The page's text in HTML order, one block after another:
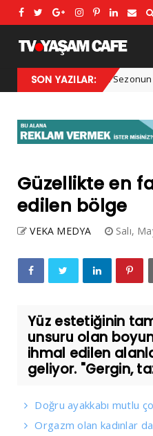
SON YAZILAR:
2025 Kış Modası: Sezonun Öne
Güzellikte en
edilen bölge
VEKA MEDYA Salı,
Yüz estetiğinin
unsuru olan
ihmal edilen
geliyor. "Gergin,
Doğru ayakkabı mutlu
Orgazm olan kadınlar